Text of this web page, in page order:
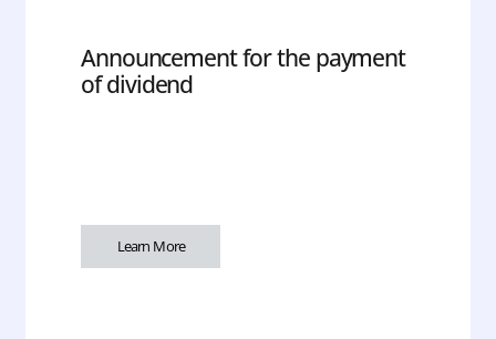
Announcement for the payment
of dividend
Learn More